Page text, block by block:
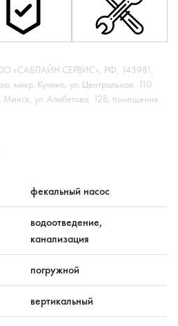
«САБЛАЙН СЕРВИС», РФ, 143981,
микр. Кучино, ул. Центральная, 110
ул. Алибегова, 12Б, помещение
фекальный насос
водоотведение,
канализация
погружной
вертикальный